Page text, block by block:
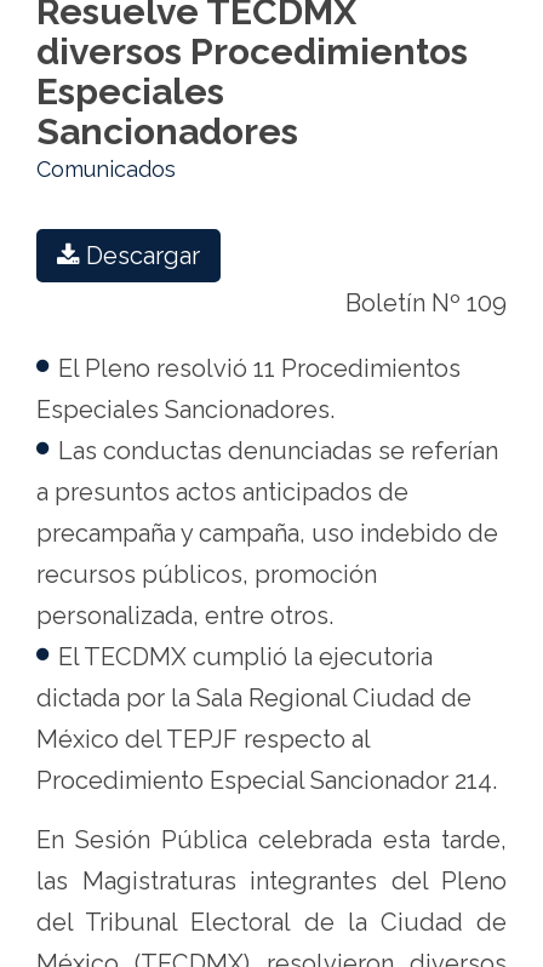
MéxicoResuelve TECDMX
diversos Procedimientos
Especiales
Sancionadores
Comunicados
Descargar
Boletín Nº 109
El Pleno resolvió 11 Procedimientos
Especiales Sancionadores.
Las conductas denunciadas se referían
a presuntos actos anticipados de
precampaña y campaña, uso indebido de
recursos públicos, promoción
personalizada, entre otros.
El TECDMX cumplió la ejecutoria
dictada por la Sala Regional Ciudad de
México del TEPJF respecto al
Procedimiento Especial Sancionador 214.
En Sesión Pública celebrada esta tarde,
las Magistraturas integrantes del Pleno
del Tribunal Electoral de la Ciudad de